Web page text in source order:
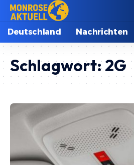
Deutschland Nachrichten
Schlagwort:2G